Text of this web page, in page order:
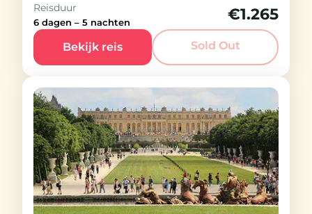
Gegarandeerde vertrekdata
Van een hele dag in Buckingham
Palace en de paleistuinen tot aan
Ladies Castle.
Engeland
Licht
20-25 People
Reisduur
6 dagen – 5 nachten €1.265
Bekijk reis Sold Out